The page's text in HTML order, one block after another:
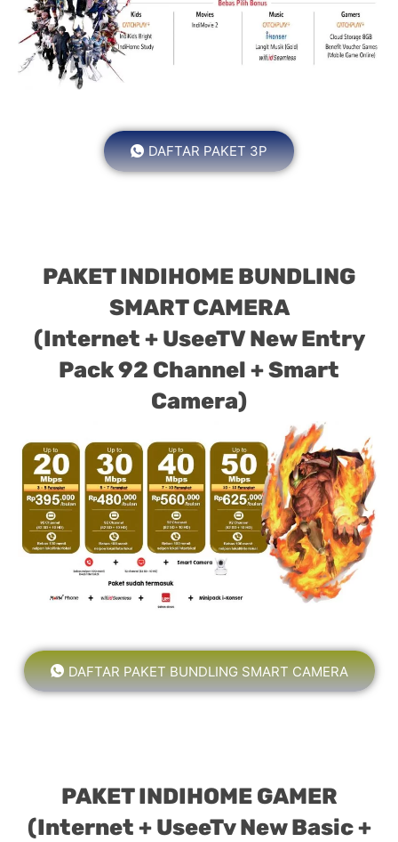
DAFTAR PAKET 3P
PAKET INDIHOME BUNDLING
SMART CAMERA
(Internet + UseeTV New Entry
Pack 92 Channel + Smart
Camera)
DAFTAR PAKET BUNDLING SMART CAMERA
PAKET INDIHOME GAMER
(Internet + UseeTv New Basic +